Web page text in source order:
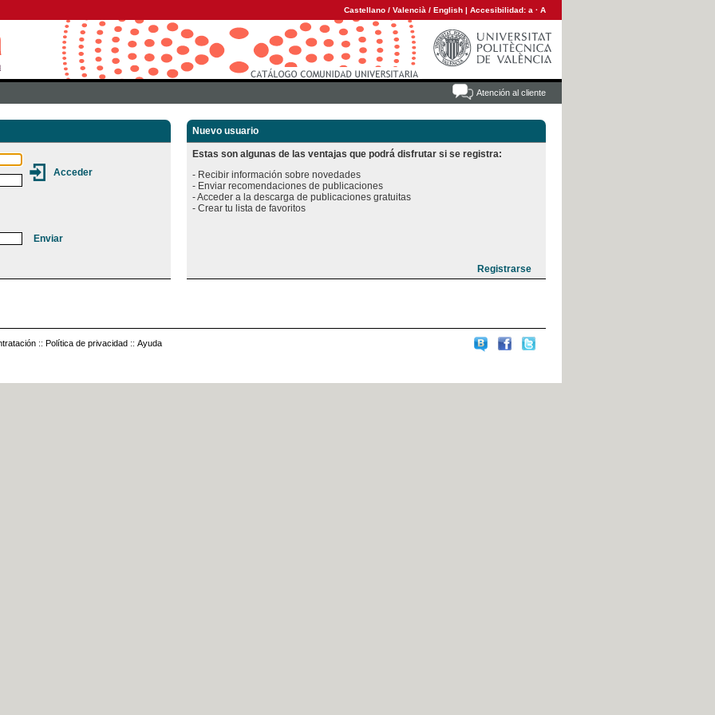
Castellano / Valencià / English | Accesibilidad: a · A
Atención al cliente
Nuevo usuario
Estas son algunas de las ventajas que podrá disfrutar si se registra:
- Recibir información sobre novedades
- Enviar recomendaciones de publicaciones
- Acceder a la descarga de publicaciones gratuitas
:: Política de privacidad :: Ayuda